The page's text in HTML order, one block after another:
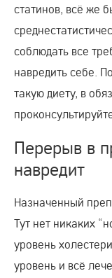
статинов, всё же
соблюдать все
навредить себе.
такую диету, в
Перерыв в
навредит
Назначенный
Тут нет никаких
уровень
уровень и всё